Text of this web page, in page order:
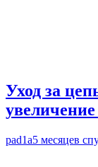
Уход за
увеличение
pad1a5 месяцев